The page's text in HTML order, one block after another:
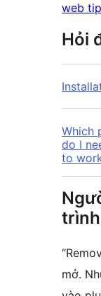
web
Hỏi
Which
do I
to
mở.